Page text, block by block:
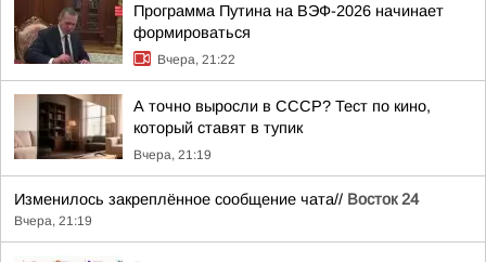
Программа Путина на ВЭФ-2026 начинает
формироваться
Вчера, 21:22
А точно выросли в СССР? Тест по кино,
который ставят в тупик
Вчера, 21:19
Изменилось закреплённое сообщение чата// Восток 24
Вчера, 21:19